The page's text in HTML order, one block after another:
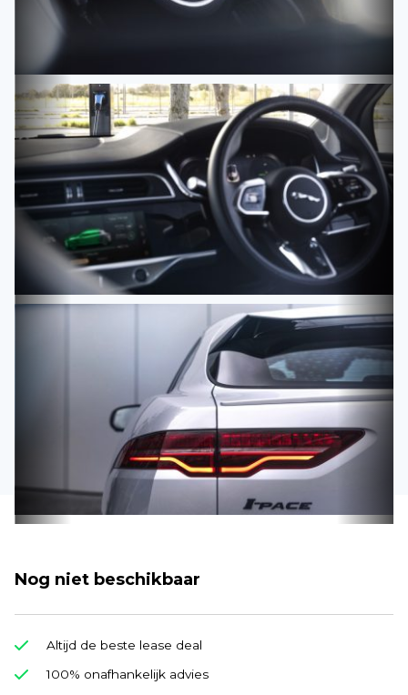
Nog niet beschikbaar
Altijd de beste lease deal
100% onafhankelijk advies